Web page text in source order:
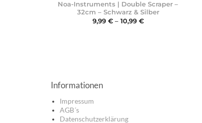
Noa-Instruments | Double Scraper –
32cm – Schwarz & Silber
9,99 € – 10,99 €Preisspanne:
Informationen
Impressum
AGB´s
Datenschutzerklärung